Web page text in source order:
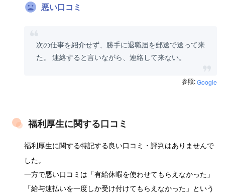
悪い口コミ
次の仕事を紹介せず、勝手に退職届を郵送で送って来
た。 連絡すると言いながら、連絡して来ない。
参照:Google
福利厚生に関する口コミ
福利厚生に関する特記する良い口コミ・評判はありませんで
した。
一方で悪い口コミは「有給休暇を使わせてもらえなかった」
「給与速払いを一度しか受け付けてもらえなかった」という